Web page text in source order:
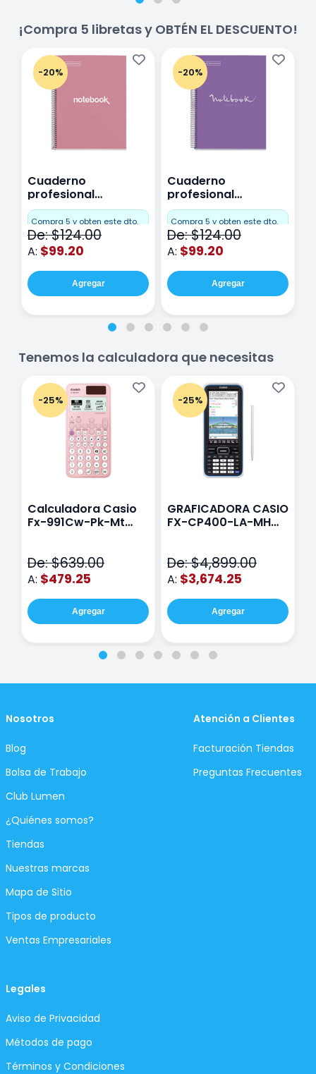
¡Compra 5 libretas y OBTÉN EL DESCUENTO!
-20%
Cuaderno
profesional
Miquelrius Emotions
Cuadro Chico 80
hojas Rosa
Compra 5 y obten este dto.
De: $124.00
A: $99.20
Agregar
-20%
Cuaderno
profesional
Miquelrius Emotions
raya 80 hojas
Purpura
Compra 5 y obten este dto.
De: $124.00
A: $99.20
Agregar
Tenemos la calculadora que necesitas
-25%
Calculadora Casio
Fx-991Cw-Pk-Mt
De: $639.00
A: $479.25
Agregar
-25%
GRAFICADORA CASIO
FX-CP400-LA-MH
De: $4,899.00
A: $3,674.25
Agregar
Nosotros
Blog
Bolsa de Trabajo
Club Lumen
¿Quiénes somos?
Tiendas
Nuestras marcas
Mapa de Sitio
Tipos de producto
Ventas Empresariales
Atención a Clientes
Facturación Tiendas
Preguntas Frecuentes
Legales
Aviso de Privacidad
Métodos de pago
Términos y Condiciones